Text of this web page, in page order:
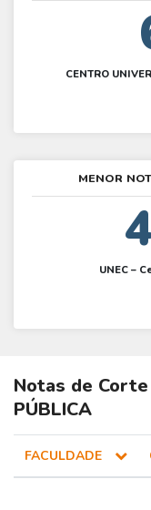
CENTRO
MENOR
UNEC –
Notas de Corte
PÚBLICA
FACULDADE